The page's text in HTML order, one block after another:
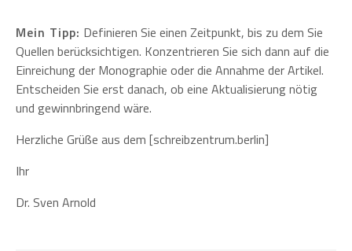
Mein Tipp: Definieren Sie einen Zeitpunkt, bis zu dem Sie
Quellen berücksichtigen. Konzentrieren Sie sich dann auf die
Einreichung der Monographie oder die Annahme der Artikel.
Entscheiden Sie erst danach, ob eine Aktualisierung nötig
und gewinnbringend wäre.
Herzliche Grüße aus dem [schreibzentrum.berlin]
Ihr
Dr. Sven Arnold